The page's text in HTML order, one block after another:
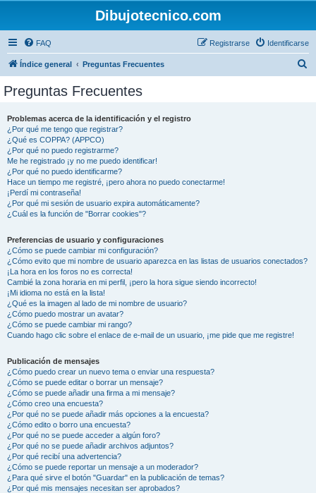
Dibujotecnico.com
FAQ Identificarse
Registrarse
Índice general Preguntas Frecuentes
Preguntas Frecuentes
Problemas acerca de la identificación y el registro
¿Por qué me tengo que registrar?
¿Qué es COPPA? (APPCO)
¿Por qué no puedo registrarme?
Me he registrado ¡y no me puedo identificar!
¿Por qué no puedo identificarme?
Hace un tiempo me registré, ¡pero ahora no puedo conectarme!
¡Perdí mi contraseña!
¿Por qué mi sesión de usuario expira automáticamente?
¿Cuál es la función de "Borrar cookies"?
Preferencias de usuario y configuraciones
¿Cómo se puede cambiar mi configuración?
¿Cómo evito que mi nombre de usuario aparezca en las listas de usuarios conectados?
¡La hora en los foros no es correcta!
Cambié la zona horaria en mi perfil, ¡pero la hora sigue siendo incorrecto!
¡Mi idioma no está en la lista!
¿Qué es la imagen al lado de mi nombre de usuario?
¿Cómo puedo mostrar un avatar?
¿Cómo se puede cambiar mi rango?
Cuando hago clic sobre el enlace de e-mail de un usuario, ¡me pide que me registre!
Publicación de mensajes
¿Cómo puedo crear un nuevo tema o enviar una respuesta?
¿Cómo se puede editar o borrar un mensaje?
¿Cómo se puede añadir una firma a mi mensaje?
¿Cómo creo una encuesta?
¿Por qué no se puede añadir más opciones a la encuesta?
¿Cómo edito o borro una encuesta?
¿Por qué no se puede acceder a algún foro?
¿Por qué no se puede añadir archivos adjuntos?
¿Por qué recibí una advertencia?
¿Cómo se puede reportar un mensaje a un moderador?
¿Para qué sirve el botón "Guardar" en la publicación de temas?
¿Por qué mis mensajes necesitan ser aprobados?